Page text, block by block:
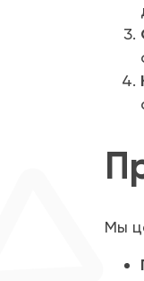
Мы